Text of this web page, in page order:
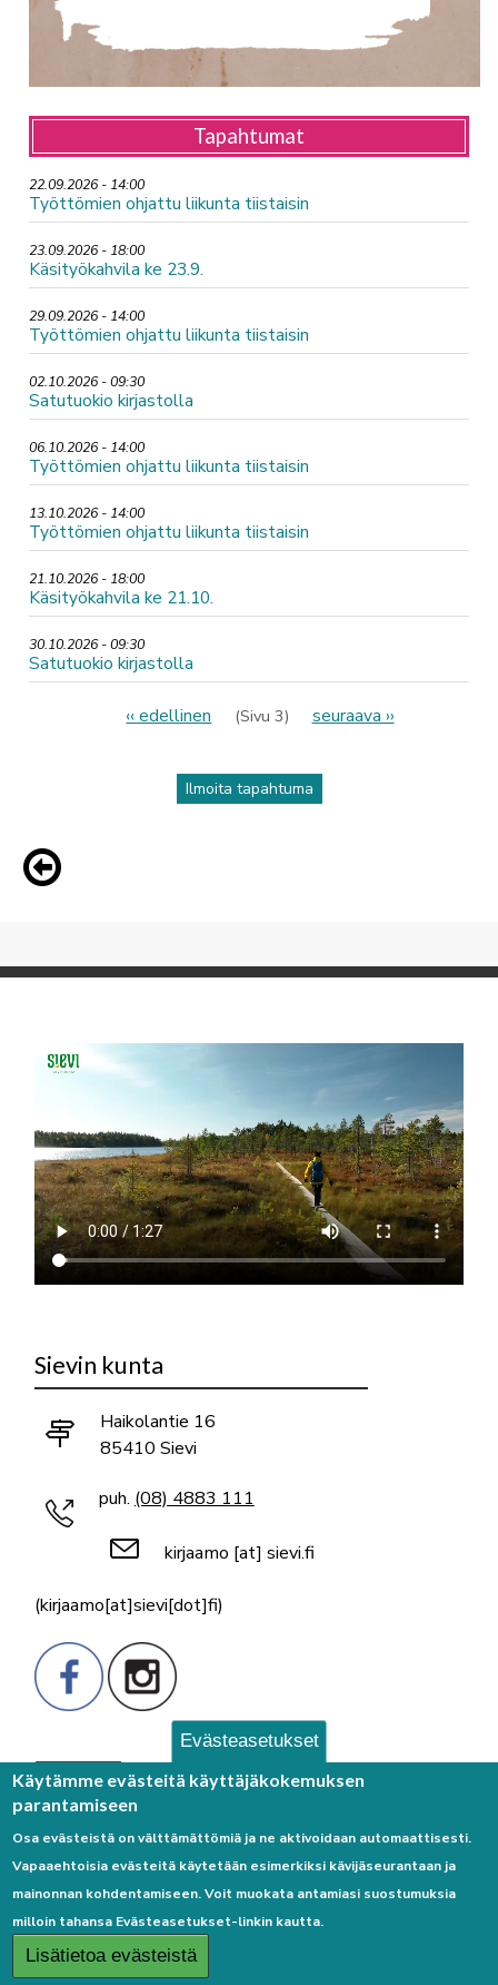
Tapahtumat
22.09.2026 - 14:00
Työttömien ohjattu liikunta tiistaisin
23.09.2026 - 18:00
Käsityökahvila ke 23.9.
29.09.2026 - 14:00
Työttömien ohjattu liikunta tiistaisin
02.10.2026 - 09:30
Satutuokio kirjastolla
06.10.2026 - 14:00
Työttömien ohjattu liikunta tiistaisin
13.10.2026 - 14:00
Työttömien ohjattu liikunta tiistaisin
21.10.2026 - 18:00
Käsityökahvila ke 21.10.
30.10.2026 - 09:30
Satutuokio kirjastolla
Edellinen
‹‹ edellinen (Sivu 3)
Seuraava
seuraava ››
Ilmoita tapahtuma
Sievin kunta
Haikolantie 16
85410 Sievi
puh. (08) 4883 111
kirjaamo [at] sievi.fi
(kirjaamo[at]sievi[dot]fi)
Palaute
Linkkejä
Evästeasetukset
Käytämme evästeitä käyttäjäkokemuksen
parantamiseen
Osa evästeistä on välttämättömiä ja ne aktivoidaan automaattisesti.
Vapaaehtoisia evästeitä käytetään esimerkiksi kävijäseurantaan ja
mainonnan kohdentamiseen. Voit muokata antamiasi suostumuksia
milloin tahansa Evästeasetukset-linkin kautta.
Lisätietoa evästeistä